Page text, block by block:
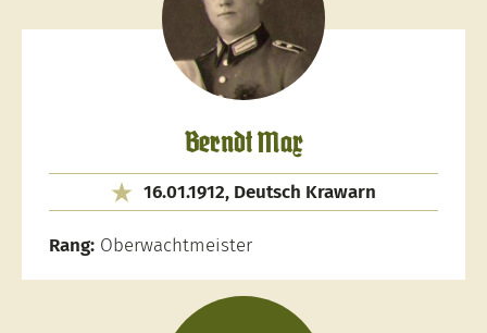
Berndt Max
16.01.1912, Deutsch Krawarn
Rang: Oberwachtmeister